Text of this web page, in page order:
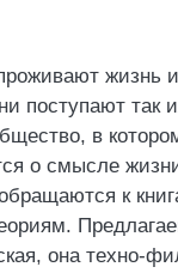
жизнь
поступают так
в
о смысле
к
она техно-